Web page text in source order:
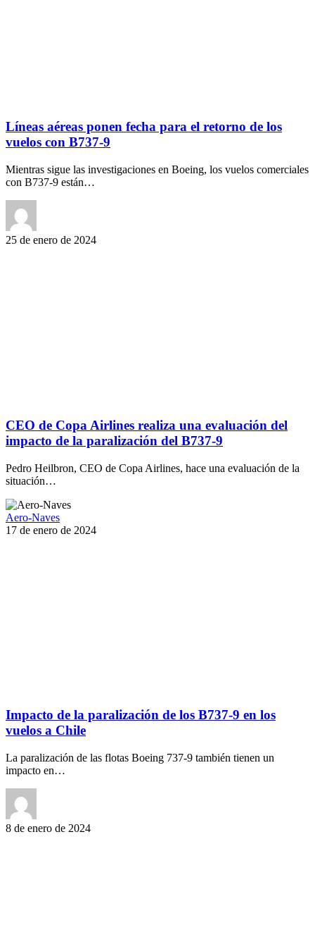
Líneas aéreas ponen fecha para el retorno de los
vuelos con B737-9
Mientras sigue las investigaciones en Boeing, los vuelos comerciales
con B737-9 están…
25 de enero de 2024
CEO de Copa Airlines realiza una evaluación del
impacto de la paralización del B737-9
Pedro Heilbron, CEO de Copa Airlines, hace una evaluación de la
situación…
Aero-Naves
17 de enero de 2024
Impacto de la paralización de los B737-9 en los
vuelos a Chile
La paralización de las flotas Boeing 737-9 también tienen un
impacto en…
8 de enero de 2024